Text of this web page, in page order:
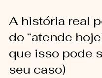
A história real
do “atende
que isso pode
seu caso)